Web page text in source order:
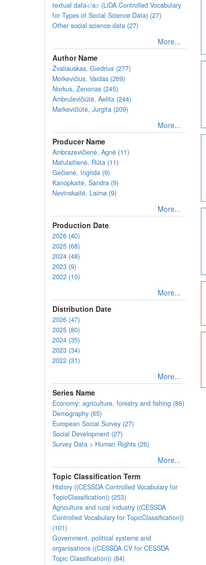
textual data</a> (LiDA Controlled Vocabulary
for Types of Social Science Data) (27)
Other social science data (27)
More...
Author Name
Žvaliauskas, Giedrius (277)
Morkevičius, Vaidas (269)
Norkus, Zenonas (245)
Ambrulevičiūtė, Aelita (244)
Markevičiūtė, Jurgita (209)
More...
Producer Name
Ambrazevičienė, Agnė (11)
Matulaitienė, Rūta (11)
Gečienė, Ingrida (9)
Kanopkaitė, Sandra (9)
Nevinskaitė, Laima (9)
More...
Production Date
2026 (40)
2025 (68)
2024 (48)
2023 (9)
2022 (10)
More...
Distribution Date
2026 (47)
2025 (80)
2024 (35)
2023 (34)
2022 (31)
More...
Series Name
Economy: agriculture, forestry and fishing (86)
Demography (65)
European Social Survey (27)
Social Development (27)
Survey Data > Human Rights (26)
More...
Topic Classification Term
History ((CESSDA Controlled Vocabulary for
TopicClassification)) (253)
Agriculture and rural industry ((CESSDA
Controlled Vocabulary for TopicClassification))
(101)
Government, political systems and
organisations ((CESSDA CV for CESSDA
Topic Classification)) (84)